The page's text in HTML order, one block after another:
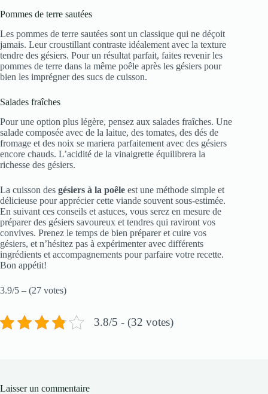
Pommes de terre sautées
Les pommes de terre sautées sont un classique qui ne déçoit
jamais. Leur croustillant contraste idéalement avec la texture
tendre des gésiers. Pour un résultat parfait, faites revenir les
pommes de terre dans la même poêle après les gésiers pour
bien les imprégner des sucs de cuisson.
Salades fraîches
Pour une option plus légère, pensez aux salades fraîches. Une
salade composée avec de la laitue, des tomates, des dés de
fromage et des noix se mariera parfaitement avec des gésiers
encore chauds. L’acidité de la vinaigrette équilibrera la
richesse des gésiers.
La cuisson des gésiers à la poêle est une méthode simple et
délicieuse pour apprécier cette viande souvent sous-estimée.
En suivant ces conseils et astuces, vous serez en mesure de
préparer des gésiers savoureux et tendres qui raviront vos
convives. Prenez le temps de bien préparer et cuire vos
gésiers, et n’hésitez pas à expérimenter avec différents
ingrédients et accompagnements pour parfaire votre recette.
Bon appétit!
3.9/5 – (27 votes)
3.8/5 - (32 votes)
Laisser un commentaire